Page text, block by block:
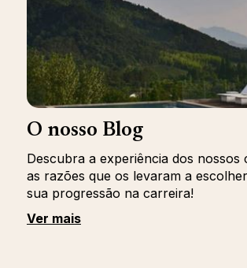
O nosso Blog
Descubra a experiência dos nossos
as razões que os levaram a
sua progressão na carreira!
Ver mais